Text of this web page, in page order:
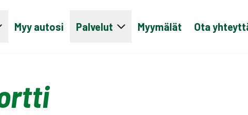
Myy autosi Palvelut Myymälät Ota